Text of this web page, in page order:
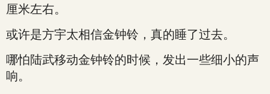
厘米左右。
或许是方宇太相信金钟铃，真的睡了过去。
哪怕陆武移动金钟铃的时候，发出一些细小的声
响。